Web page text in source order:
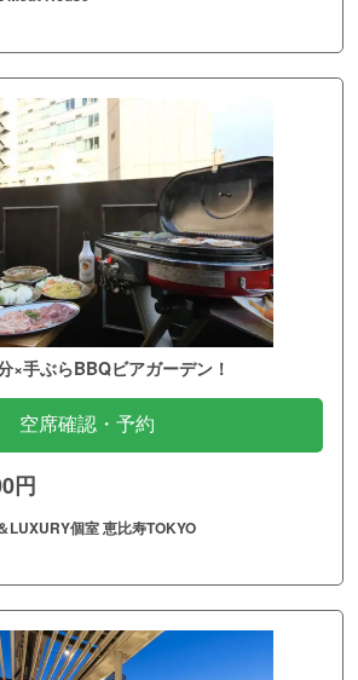
×手ぶらBBQビアガーデン！
空席確認・予約
円
LUXURY個室 恵比寿TOKYO